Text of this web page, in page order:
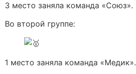
3 место заняла команда «Союз».
Во второй группе:
1 место заняла команда «Медик».